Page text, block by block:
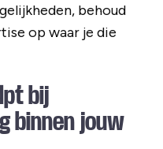
behoud
op waar je die
bij
binnen jouw